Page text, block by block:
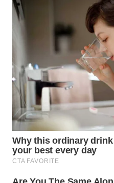
TAPANULI
SELATAN
WN
TANJUNG
LESUNG
WN
KARO